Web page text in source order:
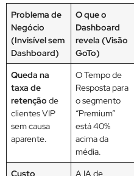
Problema de
Negócio
(Invisível sem
Dashboard)
O que o
Dashboard
revela (Visão
GoTo)
Queda na
taxa de
retenção de
clientes VIP
sem causa
aparente.
O Tempo de
Resposta para
o segmento
“Premium”
está 40%
acima da
média.
Custo
A IA de